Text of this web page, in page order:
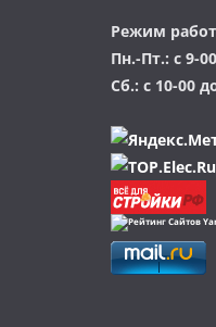
Режим
Пн.-Пт.: с 9-
Сб.: с 10-00